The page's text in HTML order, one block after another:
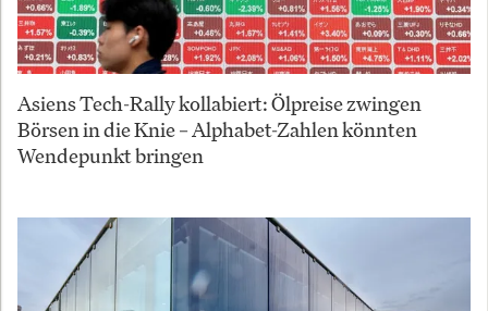
Asiens Tech-Rally kollabiert: Ölpreise zwingen
Börsen in die Knie – Alphabet-Zahlen könnten
Wendepunkt bringen